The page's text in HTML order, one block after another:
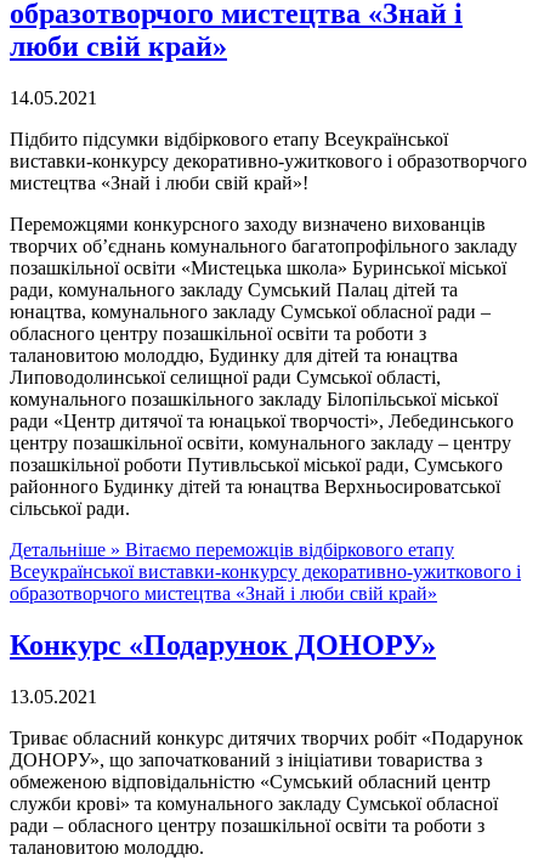
образотворчого мистецтва «Знай і
люби свій край»
14.05.2021
Підбито підсумки відбіркового етапу Всеукраїнської
виставки-конкурсу декоративно-ужиткового і образотворчого
мистецтва «Знай і люби свій край»!
Переможцями конкурсного заходу визначено вихованців
творчих об’єднань комунального багатопрофільного закладу
позашкільної освіти «Мистецька школа» Буринської міської
ради, комунального закладу Сумський Палац дітей та
юнацтва, комунального закладу Сумської обласної ради –
обласного центру позашкільної освіти та роботи з
талановитою молоддю, Будинку для дітей та юнацтва
Липоводолинської селищної ради Сумської області,
комунального позашкільного закладу Білопільської міської
ради «Центр дитячої та юнацької творчості», Лебединського
центру позашкільної освіти, комунального закладу – центру
позашкільної роботи Путивльської міської ради, Сумського
районного Будинку дітей та юнацтва Верхньосироватської
сільської ради.
Детальніше » Вітаємо переможців відбіркового етапу
Всеукраїнської виставки-конкурсу декоративно-ужиткового і
образотворчого мистецтва «Знай і люби свій край»
Конкурс «Подарунок ДОНОРУ»
13.05.2021
Триває обласний конкурс дитячих творчих робіт «Подарунок
ДОНОРУ», що започаткований з ініціативи товариства з
обмеженою відповідальністю «Сумський обласний центр
служби крові» та комунального закладу Сумської обласної
ради – обласного центру позашкільної освіти та роботи з
талановитою молоддю.